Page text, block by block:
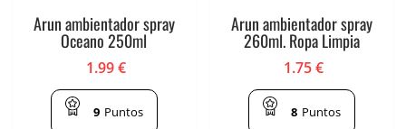
Arun ambientador spray
Oceano 250ml
1.99€
9 Puntos
Arun ambientador spray
260ml. Ropa Limpia
1.75€
8 Puntos